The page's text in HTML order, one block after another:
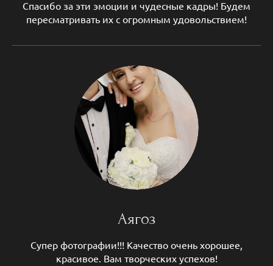
Спасибо за эти эмоции и чудесные кадры! Будем
пересматривать их с огромным удовольствием!
Аягоз
Супер фотографии!!! Качество очень хорошее,
красивое. Вам творческих успехов!